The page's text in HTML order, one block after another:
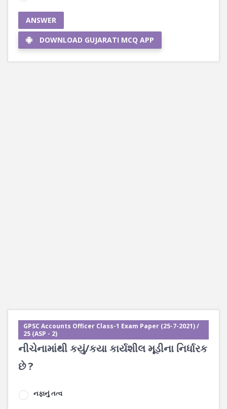
ANSWER
DOWNLOAD GUJARATI MCQ APP
GPSC Accounts Officer Class-1 Exam Paper (25-7-2021) /
25 (ASP - 2)
નીચેનામાંથી કયું/કયા કાર્યશીલ મૂડીના નિર્ધારક
છે ?
નફાનું તત્વ